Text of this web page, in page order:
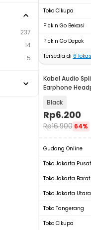
237
14
5
Toko Cikupa
Pick n Go Bekasi
Pick n Go Depok
Tersedia di 6
Kabel Audio
Earphone
Black
Rp6.200
Rp16.900 64%
Gudang Online
Toko Jakarta Pusat
Toko Jakarta Barat
Toko Jakarta Utara
Toko Tangerang
Toko Cikupa